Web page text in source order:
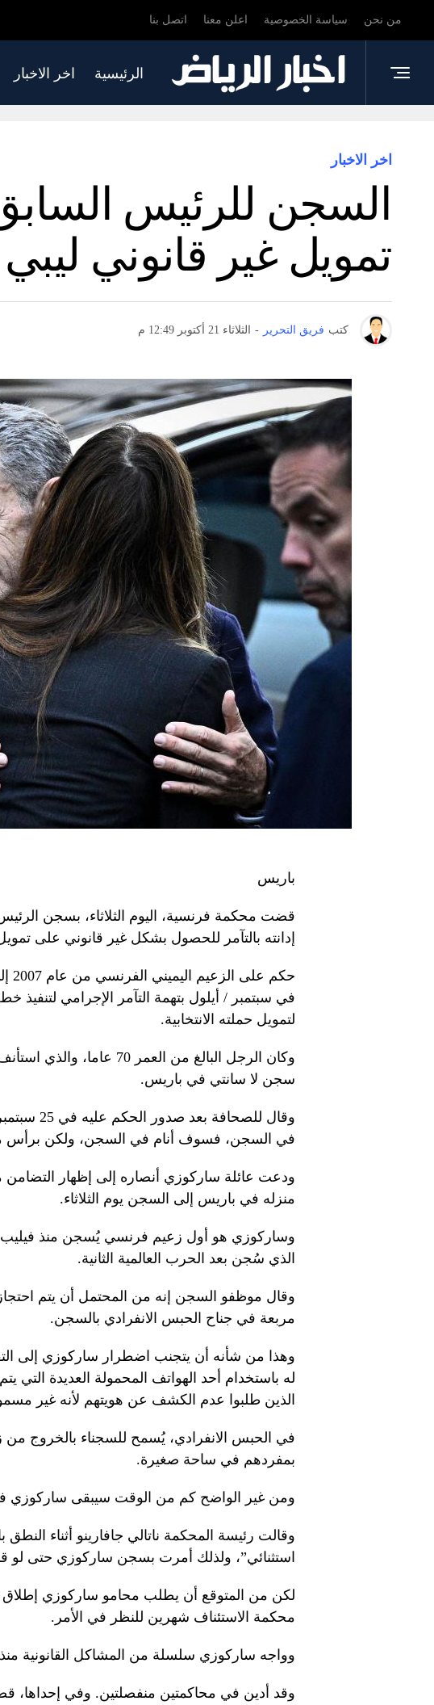
من نحن سياسة الخصوصية اعلن معنا اتصل بنا
الرئيسية اخر الاخبار
اخر الاخبار
السجن للرئيس
تمويل غير قانوني ليبي
كتب فريق التحرير - الثلاثاء 21 أكتوبر 12:49 م
باريس
قضت محكمة فرنسية، اليوم الثلاثاء، بسجن
إدانته بالتآمر للحصول بشكل غير قانوني على تمويل
في سبتمبر / أيلول بتهمة التآمر الإجرامي لتنفيذ
لتمويل حملته الانتخابية.
وكان الرجل البالغ من العمر
سجن لا سانتي في باريس.
وقال
في السجن، فسوف أنام في السجن، ولكن برأس
ودعت عائلة ساركوزي أنصاره إلى إظهار التضامن
منزله في باريس إلى السجن يوم الثلاثاء.
وساركوزي هو أول زعيم فرنسي يُسجن منذ فيليب
الذي سُجن بعد الحرب العالمية الثانية.
وقال موظفو السجن إنه من المحتمل أن يتم
مربعة في جناح الحبس الانفرادي بالسجن.
وهذا من شأنه أن يتجنب اضطرار ساركوزي إلى
له باستخدام أحد الهواتف المحمولة العديدة التي
الذين طلبوا عدم الكشف عن هويتهم لأنه غير
في الحبس الانفرادي، يُسمح للسجناء بالخروج من
بمفردهم في ساحة صغيرة.
ومن غير الواضح كم من الوقت سيبقى ساركوزي
وقالت رئيسة المحكمة ناتالي جافارينو أثناء
استثنائي”، ولذلك أمرت بسجن ساركوزي حتى لو
لكن من المتوقع أن يطلب محامو ساركوزي
محكمة الاستئناف شهرين للنظر في الأمر.
وواجه ساركوزي سلسلة من المشاكل القانونية منذ
وقد أدين في محاكمتين منفصلتين. وفي